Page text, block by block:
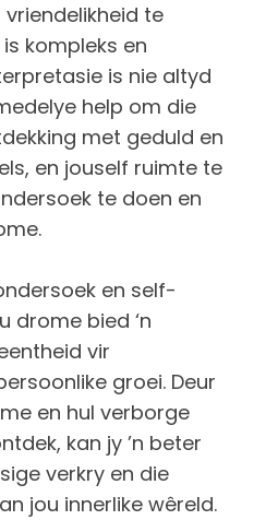
te
kompleks en
is nie altyd
help om die
met geduld en
en jouself ruimte te
te doen en
en self-
drome bied ‘n
vir
groei. Deur
en hul verborge
kan jy ’n beter
verkry en die
jou innerlike wêreld.